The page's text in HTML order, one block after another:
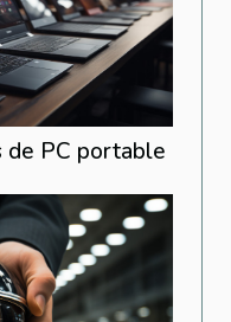
de PC portable